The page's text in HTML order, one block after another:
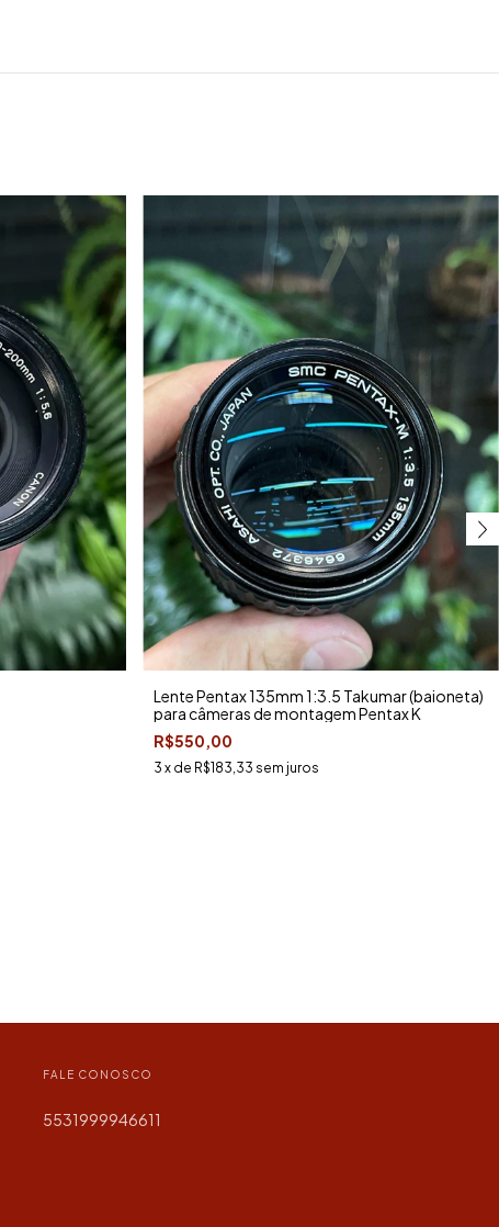
Lente Pentax 135mm 1:3.5 Takumar (baioneta)
para câmeras de montagem Pentax K
R$550,00
3 x de R$183,33 sem juros
FALE CONOSCO
5531999946611